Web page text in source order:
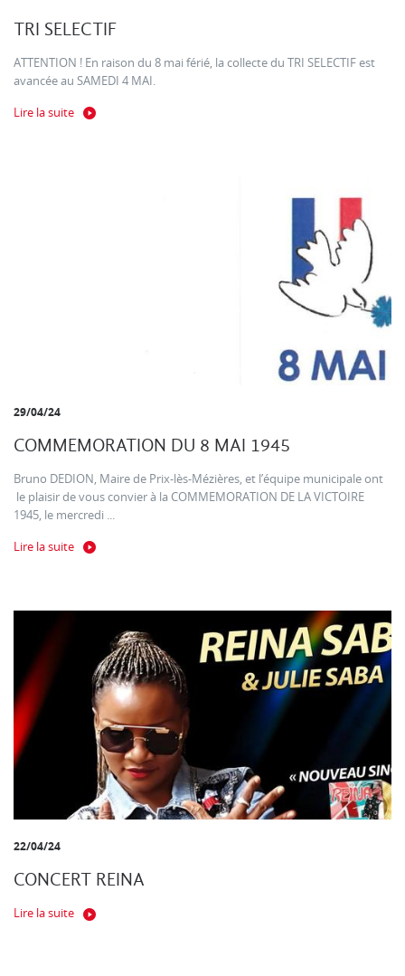
TRI SELECTIF
ATTENTION ! En raison du 8 mai férié, la collecte du TRI SELECTIF est
avancée au SAMEDI 4 MAI.
Lire la suite
29/04/24
COMMEMORATION DU 8 MAI 1945
Bruno DEDION, Maire de Prix-lès-Mézières, et l’équipe municipale ont
le plaisir de vous convier à la COMMEMORATION DE LA VICTOIRE
1945, le mercredi ...
Lire la suite
22/04/24
CONCERT REINA
Lire la suite